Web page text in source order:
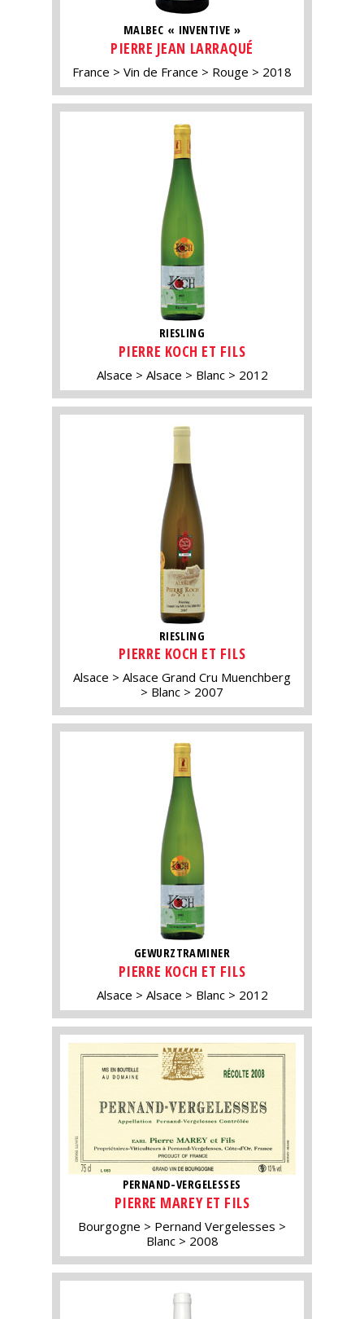
MALBEC « INVENTIVE »
PIERRE JEAN LARRAQUÉ
France Vin de France Rouge 2018
RIESLING
PIERRE KOCH ET FILS
Alsace Alsace Blanc 2012
RIESLING
PIERRE KOCH ET FILS
Alsace
Alsace Grand Cru Muenchberg
Blanc
2007
GEWURZTRAMINER
PIERRE KOCH ET FILS
Alsace Alsace Blanc 2012
PERNAND-VERGELESSES
PIERRE MAREY ET FILS
Bourgogne
Pernand Vergelesses
Blanc
2008